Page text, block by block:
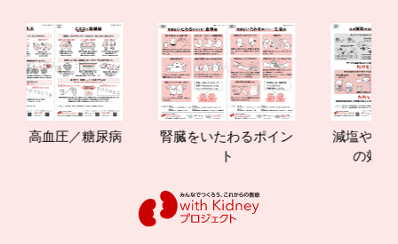
血圧／糖尿病
腎臓をいたわるポイン
減塩やたんぱく
の効果と重